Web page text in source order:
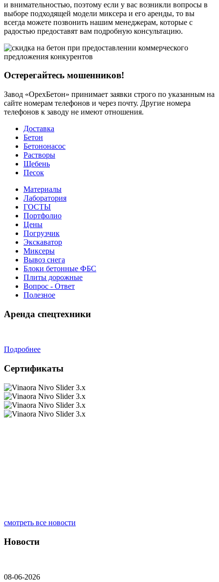
и внимательностью, поэтому если у вас возникли вопросы в
выборе подходящей модели миксера и его аренды, то вы
всегда можете позвонить нашим менеджерам, которые с
радостью предоставят вам подробную консультацию.
Остерегайтесь мошенников!
Завод «ОрехБетон» принимает заявки строго по указанным на
сайте номерам телефонов и через почту. Другие номера
телефонов к заводу не имеют отношения.
Доставка
Бетон
Бетононасос
Растворы
Щебень
Песок
Материалы
Лаборатория
ГОСТЫ
Портфолио
Цены
Погрузчик
Экскаватор
Миксеры
Вывоз снега
Блоки бетонные ФБС
Плиты дорожные
Вопрос - Ответ
Полезное
Аренда спецтехники
Подробнее
Сертификаты
смотреть все новости
Новости
08-06-2026